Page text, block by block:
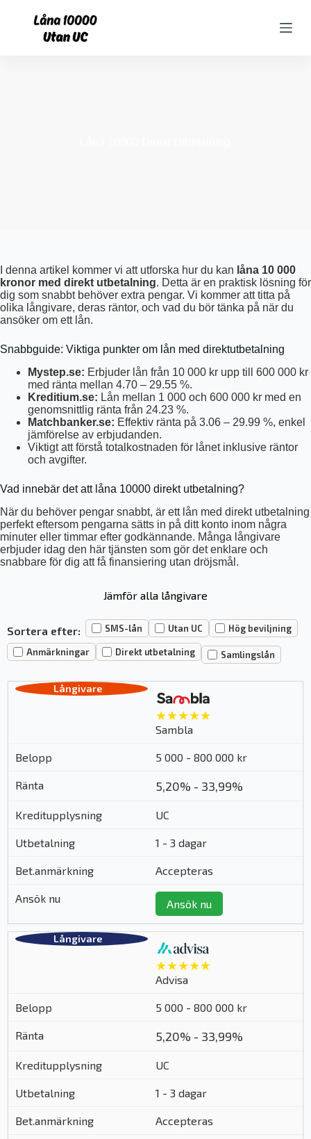
I denna artikel kommer vi att utforska hur du kan låna 10 000
kronor med direkt utbetalning. Detta är en praktisk lösning för
dig som snabbt behöver extra pengar. Vi kommer att titta på
olika långivare, deras räntor, och vad du bör tänka på när du
ansöker om ett lån.
Snabbguide: Viktiga punkter om lån med direktutbetalning
Mystep.se: Erbjuder lån från 10 000 kr upp till 600 000 kr
med ränta mellan 4.70 – 29.55 %.
Kreditium.se: Lån mellan 1 000 och 600 000 kr med en
genomsnittlig ränta från 24.23 %.
Matchbanker.se: Effektiv ränta på 3.06 – 29.99 %, enkel
jämförelse av erbjudanden.
Viktigt att förstå totalkostnaden för lånet inklusive räntor
och avgifter.
Vad innebär det att låna 10000 direkt utbetalning?
När du behöver pengar snabbt, är ett lån med direkt utbetalning
perfekt eftersom pengarna sätts in på ditt konto inom några
minuter eller timmar efter godkännande. Många långivare
erbjuder idag den här tjänsten som gör det enklare och
snabbare för dig att få finansiering utan dröjsmål.
Jämför alla långivare
Sortera efter: SMS-lån Utan UC Hög beviljning
Anmärkningar Direkt utbetalning Samlingslån
★★★★★
Sambla
5 000 - 800 000 kr
5,20% - 33,99%
UC
1 - 3 dagar
Accepteras
Ansök nu
★★★★★
Advisa
5 000 - 800 000 kr
5,20% - 33,99%
UC
1 - 3 dagar
Accepteras